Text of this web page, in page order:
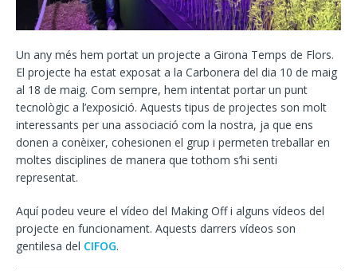
Un any més hem portat un projecte a Girona Temps de Flors.
El projecte ha estat exposat a la Carbonera del dia 10 de maig
al 18 de maig. Com sempre, hem intentat portar un punt
tecnològic a l’exposició. Aquests tipus de projectes son molt
interessants per una associació com la nostra, ja que ens
donen a conèixer, cohesionen el grup i permeten treballar en
moltes disciplines de manera que tothom s’hi senti
representat.
Aquí podeu veure el vídeo del Making Off i alguns vídeos del
projecte en funcionament. Aquests darrers vídeos son
gentilesa del CIFOG.